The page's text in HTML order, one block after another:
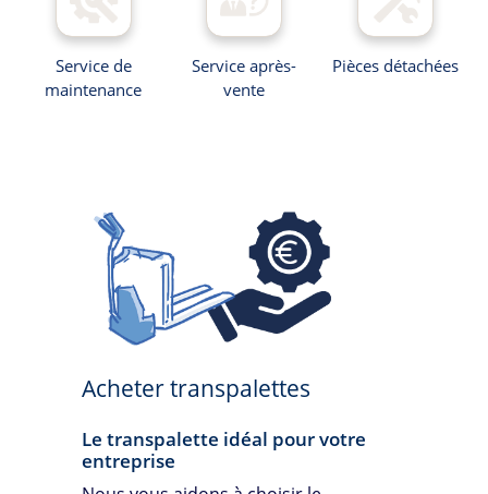
Service de
maintenance
Service après-
vente
Pièces détachées
Acheter transpalettes
Le transpalette idéal pour votre
entreprise